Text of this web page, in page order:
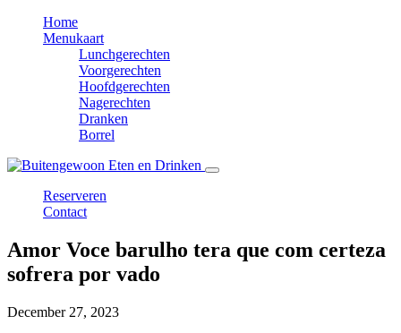
Home
Menukaart
Lunchgerechten
Voorgerechten
Hoofdgerechten
Nagerechten
Dranken
Borrel
Reserveren
Contact
Amor Voce barulho tera que com certeza
sofrera por vado
December 27, 2023